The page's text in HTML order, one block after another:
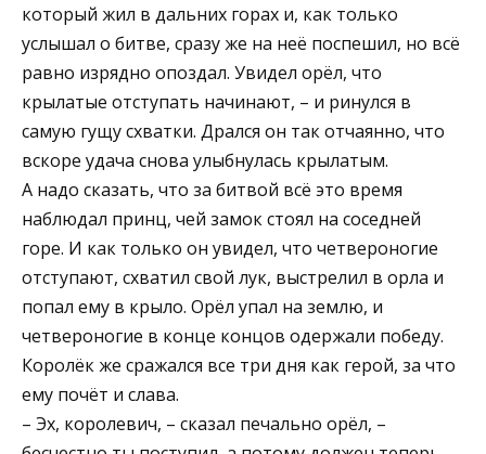
который жил в дальних горах и, как только
услышал о битве, сразу же на неё поспешил, но всё
равно изрядно опоздал. Увидел орёл, что
крылатые отступать начинают, – и ринулся в
самую гущу схватки. Дрался он так отчаянно, что
вскоре удача снова улыбнулась крылатым.
А надо сказать, что за битвой всё это время
наблюдал принц, чей замок стоял на соседней
горе. И как только он увидел, что четвероногие
отступают, схватил свой лук, выстрелил в орла и
попал ему в крыло. Орёл упал на землю, и
четвероногие в конце концов одержали победу.
Королёк же сражался все три дня как герой, за что
ему почёт и слава.
– Эх, королевич, – сказал печально орёл, –